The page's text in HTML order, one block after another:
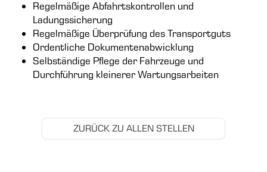
ZURÜCK ZU ALLEN STELLEN
Regelmäßige Abfahrtskontrollen und
Ladungssicherung
Regelmäßige Überprüfung des Transportguts
Ordentliche Dokumentenabwicklung
Selbständige Pflege der Fahrzeuge und
Durchführung kleinerer Wartungsarbeiten